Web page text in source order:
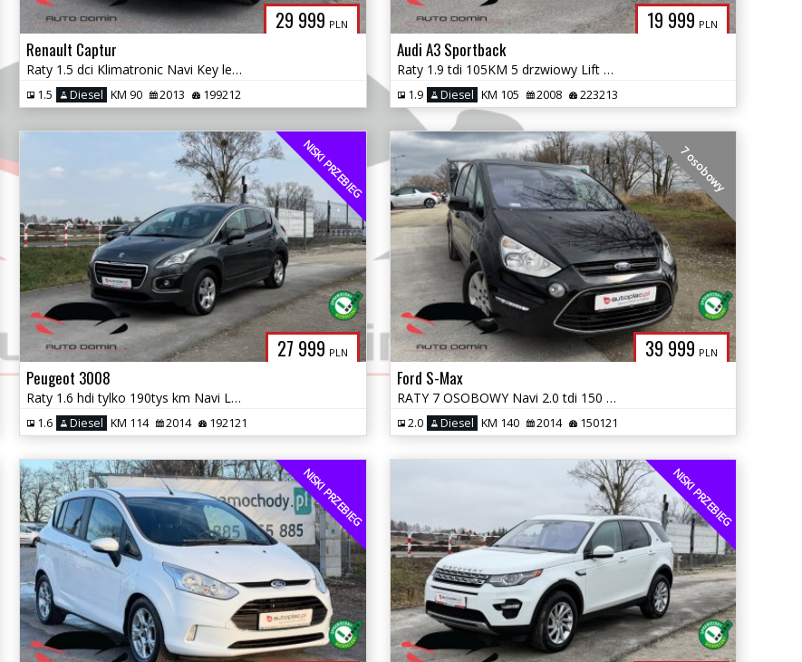
29 999 PLN
Renault Captur
Raty 1.5 dci Klimatronic Navi Key less go Zarej w PL Gwarancja
1.5 Diesel KM 90 2013 199212
19 999 PLN
Audi A3 Sportback
Raty 1.9 tdi 105KM 5 drzwiowy Lift Klimatronic dwustrefowy Gwarancja
1.9 Diesel KM 105 2008 223213
27 999 PLN
NISKI PRZEBIEG
Peugeot 3008
Raty 1.6 hdi tylko 190tys km Navi Led Klimatronic Zarej w PL Gwarancja
1.6 Diesel KM 114 2014 192121
39 999 PLN
7 osobowy
Ford S-Max
RATY 7 OSOBOWY Navi 2.0 tdi 150 tys km Zarej w PL Gwarancja
2.0 Diesel KM 140 2014 150121
NISKI PRZEBIEG NISKI PRZEBIEG